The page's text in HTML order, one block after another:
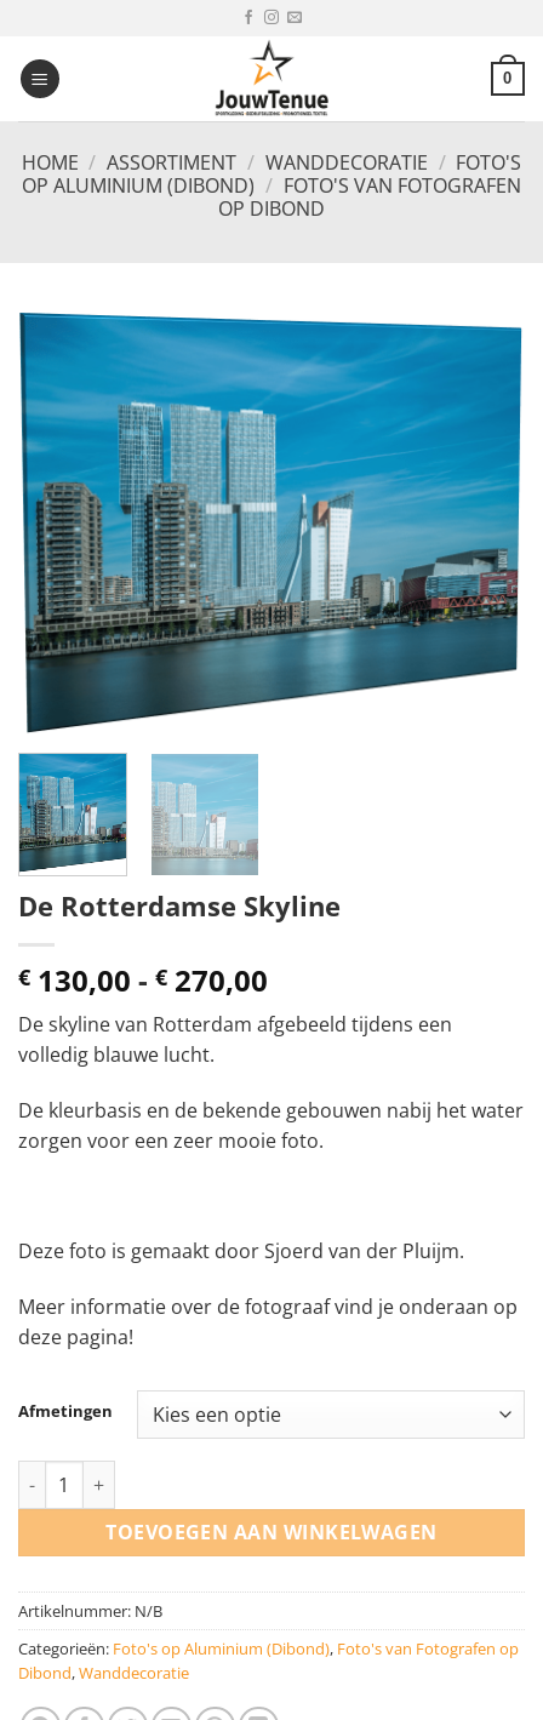
inhoud
0
HOME / ASSORTIMENT / WANDDECORATIE / FOTO'S
OP ALUMINIUM (DIBOND) / FOTO'S VAN FOTOGRAFEN
OP DIBOND
De Rotterdamse Skyline
€ 130,00 - € 270,00
€ 130,00
tot
De skyline van Rotterdam afgebeeld tijdens een
volledig blauwe lucht.
De kleurbasis en de bekende gebouwen nabij het water
zorgen voor een zeer mooie foto.
Deze foto is gemaakt door Sjoerd van der Pluijm.
Meer informatie over de fotograaf vind je onderaan op
deze pagina!
Afmetingen
De Rotterdamse Skyline aantal
TOEVOEGEN AAN WINKELWAGEN
Artikelnummer: N/B
Categorieën: Foto's op Aluminium (Dibond), Foto's van Fotografen op
Dibond,Wanddecoratie